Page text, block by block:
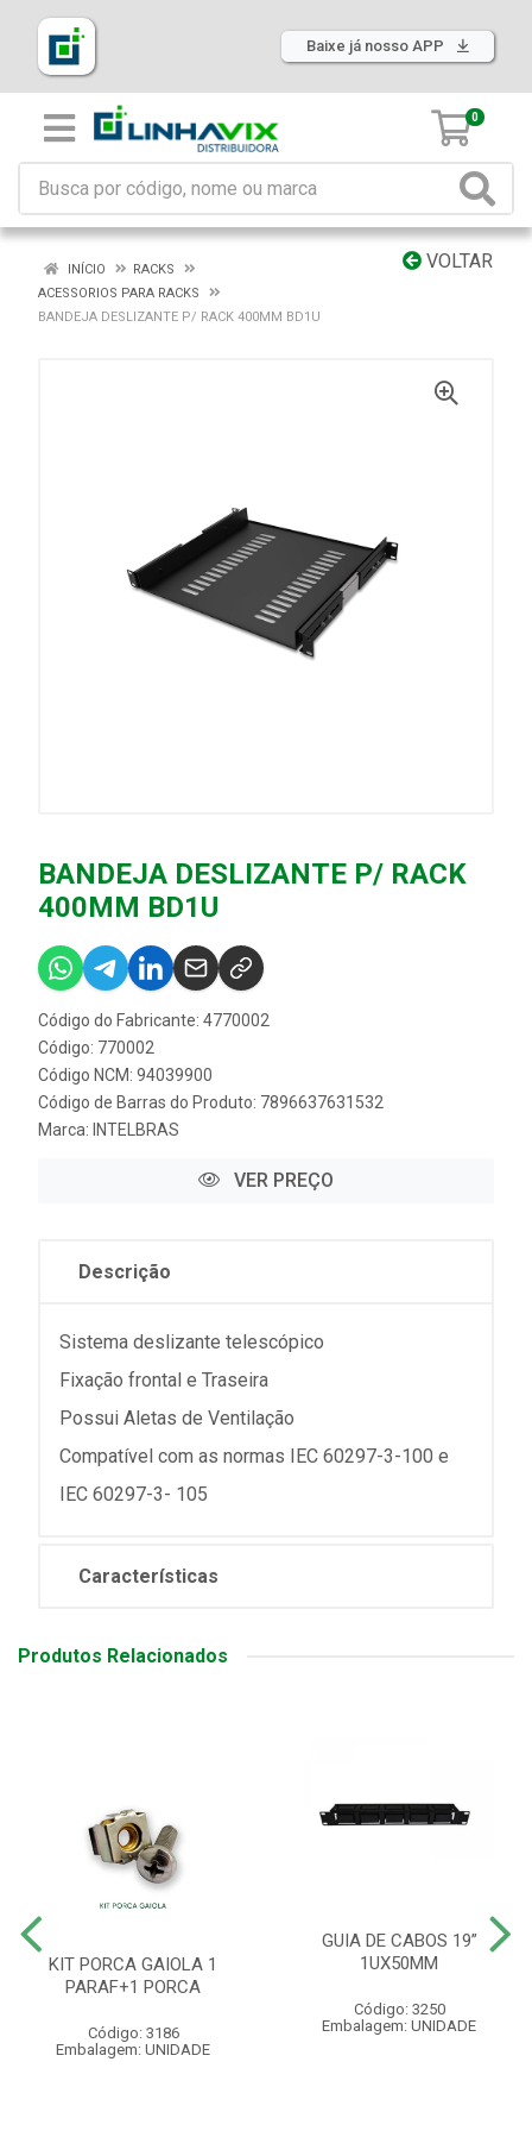
Baixe já nosso APP
0
VOLTAR
INÍCIO
RACKS
ACESSORIOS PARA RACKS
BANDEJA DESLIZANTE P/ RACK 400MM BD1U
BANDEJA DESLIZANTE P/ RACK
400MM BD1U
Código do Fabricante: 4770002
Código: 770002
Código NCM: 94039900
Código de Barras do Produto: 7896637631532
Marca: INTELBRAS
VER PREÇO
Descrição
Sistema deslizante telescópico
Fixação frontal e Traseira
Possui Aletas de Ventilação
Compatível com as normas IEC 60297-3-100 e
IEC 60297-3- 105
Características
Produtos Relacionados
KIT PORCA GAIOLA 1
PARAF+1 PORCA
Código: 3186
Embalagem: UNIDADE
GUIA DE CABOS 19”
1UX50MM
Código: 3250
Embalagem: UNIDADE